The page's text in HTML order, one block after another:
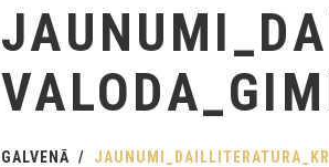
GALVENĀ